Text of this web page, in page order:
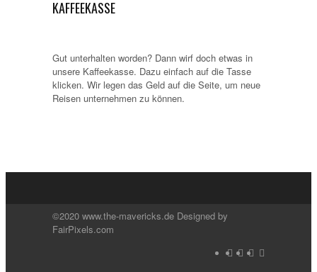
KAFFEEKASSE
Gut unterhalten worden? Dann wirf doch etwas in
unsere Kaffeekasse. Dazu einfach auf die Tasse
klicken. Wir legen das Geld auf die Seite, um neue
Reisen unternehmen zu können.
©2020 www.the-mavericks.de Designed by
FairPixels.com